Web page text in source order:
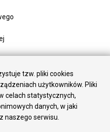
tzw. pliki cookies
użytkowników. Pliki
celach statystycznych,
danych, w jaki
naszego serwisu.